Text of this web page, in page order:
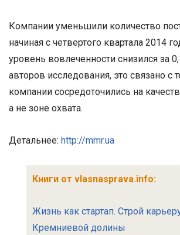
Компании уменьшили количество
начиная с четвертого квартала 2014
уровень вовлеченности снизился за
авторов исследования, это связано с
компании сосредоточились на
а не зоне охвата.
Детальнее: http://mmr.ua
Книги от vlasnasprava.info:
Жизнь как стартап. Строй
Кремниевой долины